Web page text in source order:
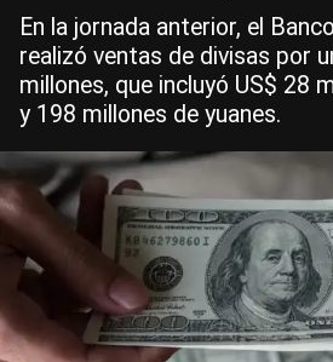
En la jornada anterior, el
realizó ventas de divisas por
millones, que incluyó US$ 28
y 198 millones de yuanes.